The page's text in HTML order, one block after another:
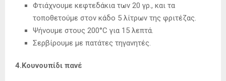
Φτιάχνουμε κεφτεδάκια των 20 γρ., και τα
τοποθετούμε στον κάδο 5 λίτρων της φριτέζας.
Ψήνουμε στους 200°C για 15 λεπτά.
Σερβίρουμε με πατάτες τηγανητές.
4.Κουνουπίδι πανέ